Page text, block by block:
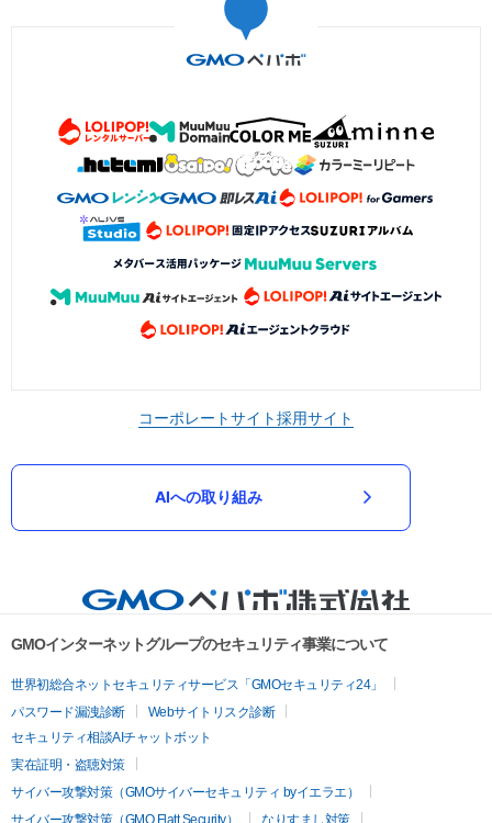
コーポレートサイト採用サイト
AIへの取り組み
GMOインターネットグループのセキュリティ事業について
世界初総合ネットセキュリティサービス「GMOセキュリティ24」
パスワード漏洩診断
Webサイトリスク診断
セキュリティ相談AIチャットボット
実在証明・盗聴対策
サイバー攻撃対策（GMOサイバーセキュリティ byイエラエ）
サイバー攻撃対策（GMO Flatt Security）
なりすまし対策